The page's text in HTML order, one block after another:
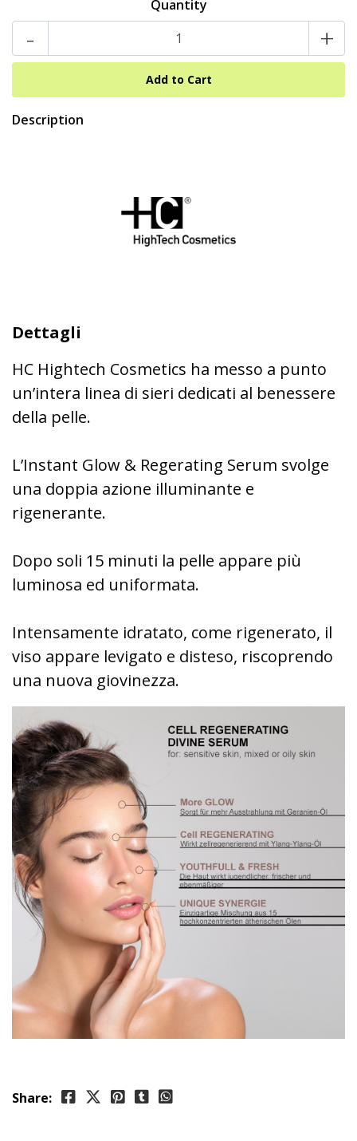
Quantity
- +
Description
Dettagli
HC Hightech Cosmetics ha messo a punto
un’intera linea di sieri dedicati al benessere
della pelle.
L’Instant Glow & Regerating Serum svolge
una doppia azione illuminante e
rigenerante.
Dopo soli 15 minuti la pelle appare più
luminosa ed uniformata.
Intensamente idratato, come rigenerato, il
viso appare levigato e disteso, riscoprendo
una nuova giovinezza.
Share: